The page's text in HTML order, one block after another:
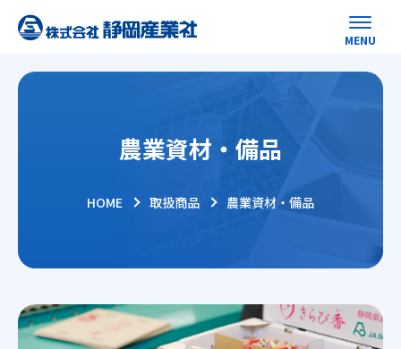
農業資材・備品
HOME 取扱商品 農業資材・備品